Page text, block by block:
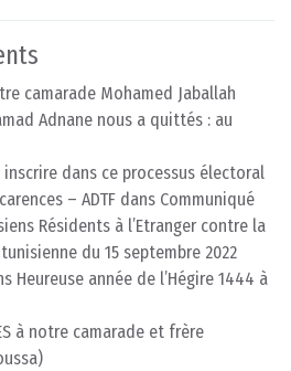
camarade Mohamed Jaballah
Adnane nous a quittés : au
dans ce processus électoral
– ADTF dans Communiqué
Résidents à l’Etranger contre la
du 15 septembre 2022
Heureuse année de l’Hégire 1444 à
à notre camarade et frère